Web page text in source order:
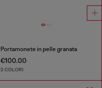
Portamonete in pelle granata
€100.00
2 COLORI